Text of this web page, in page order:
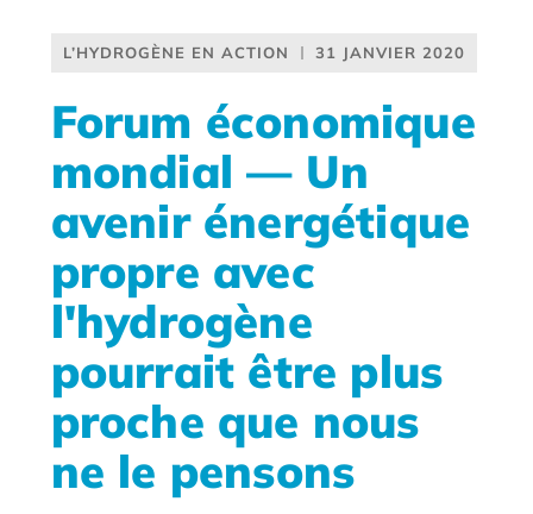
L’HYDROGÈNE EN ACTION 31 JANVIER 2020
Forum économique
mondial — Un
avenir énergétique
propre avec
l'hydrogène
pourrait être plus
proche que nous
ne le pensons